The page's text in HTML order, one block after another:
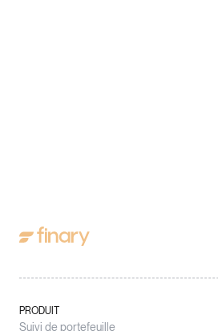
PRODUIT
Suivi de portefeuille